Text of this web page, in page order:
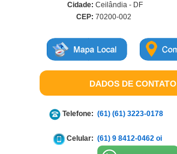
Cidade: Ceilândia - DF
CEP: 70200-002
DADOS DE CONTATO
Telefone: (61) (61) 3223-0178
Celular: (61) 9 8412-0462 oi